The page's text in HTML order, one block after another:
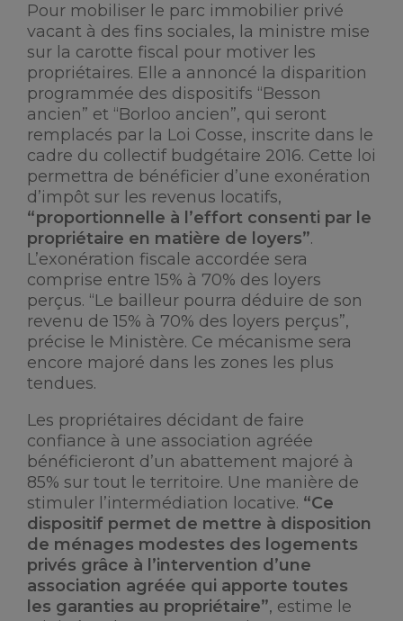
Pour mobiliser le parc immobilier privé
vacant à des fins sociales, la ministre mise
sur la carotte fiscal pour motiver les
propriétaires. Elle a annoncé la disparition
programmée des dispositifs “Besson
ancien” et “Borloo ancien”, qui seront
remplacés par la Loi Cosse, inscrite dans le
cadre du collectif budgétaire 2016. Cette loi
permettra de bénéficier d’une exonération
d’impôt sur les revenus locatifs,
“proportionnelle à l’effort consenti par le
propriétaire en matière de loyers”.
L’exonération fiscale accordée sera
comprise entre 15% à 70% des loyers
perçus. “Le bailleur pourra déduire de son
revenu de 15% à 70% des loyers perçus”,
précise le Ministère. Ce mécanisme sera
encore majoré dans les zones les plus
tendues.
Les propriétaires décidant de faire
confiance à une association agréée
bénéficieront d’un abattement majoré à
85% sur tout le territoire. Une manière de
stimuler l’intermédiation locative. “Ce
dispositif permet de mettre à disposition
de ménages modestes des logements
privés grâce à l’intervention d’une
association agréée qui apporte toutes
les garanties au propriétaire”, estime le